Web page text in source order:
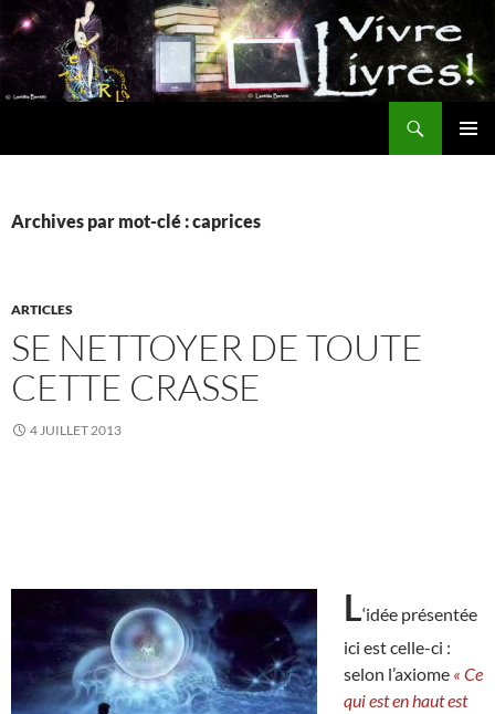
Aller
au
contenu
Archives par mot-clé : caprices
ARTICLES
SE NETTOYER DE TOUTE
CETTE CRASSE
4 JUILLET 2013
L‘idée présentée
ici est celle-ci :
selon l’axiome « Ce
qui est en haut est